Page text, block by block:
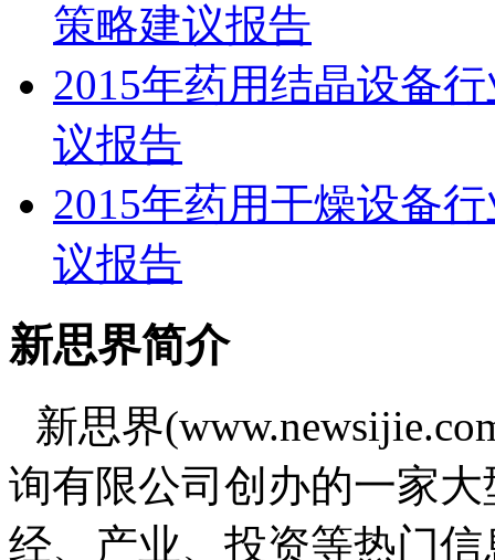
策略建议报告
2015年药用结晶设备
议报告
2015年药用干燥设备
议报告
新思界简介
新思界
询有限公司创办的一家
经、产业、投资等热门